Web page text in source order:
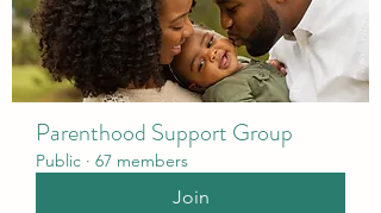
Parenthood Support Group
Public · 67 members
Join